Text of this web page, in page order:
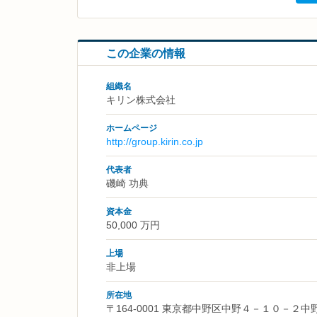
この企業の情報
組織名
キリン株式会社
ホームページ
http://group.kirin.co.jp
代表者
磯崎 功典
資本金
50,000 万円
上場
非上場
所在地
〒164-0001 東京都中野区中野４－１０－２中